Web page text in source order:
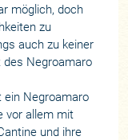
möglich, doch
zu
auch zu keiner
des Negroamaro
ein Negroamaro
vor allem mit
und ihre